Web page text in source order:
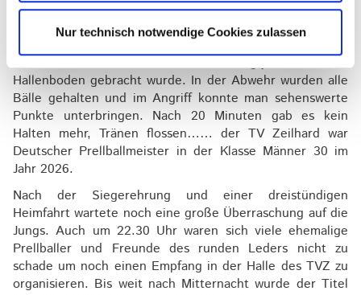
Nur technisch notwendige Cookies zulassen
der Uhr und jetzt würde jeder Fehler sicherlich eine
Entscheidung bedeuten. Die Jungs aus Zeilhard spielten
sich in einen regelrechten Rausch und zeigten ihr bestes
Prellball, das in dieser Zusammensetzung jemals auf den
Hallenboden gebracht wurde. In der Abwehr wurden alle
Bälle gehalten und im Angriff konnte man sehenswerte
Punkte unterbringen. Nach 20 Minuten gab es kein
Halten mehr, Tränen flossen…… der TV Zeilhard war
Deutscher Prellballmeister in der Klasse Männer 30 im
Jahr 2026.
Nach der Siegerehrung und einer dreistündigen
Heimfahrt wartete noch eine große Überraschung auf die
Jungs. Auch um 22.30 Uhr waren sich viele ehemalige
Prellballer und Freunde des runden Leders nicht zu
schade um noch einen Empfang in der Halle des TVZ zu
organisieren. Bis weit nach Mitternacht wurde der Titel